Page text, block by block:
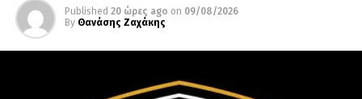
Published 20 ώρες ago on 09/08/2026
By Θανάσης Ζαχάκης